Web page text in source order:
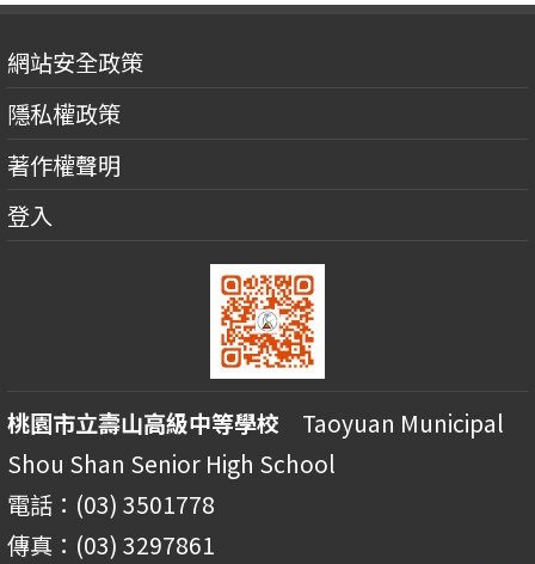
網站安全政策
隱私權政策
著作權聲明
登入
桃園市立壽山高級中等學校 Taoyuan Municipal
Shou Shan Senior High School
電話：(03) 3501778
傳真：(03) 3297861